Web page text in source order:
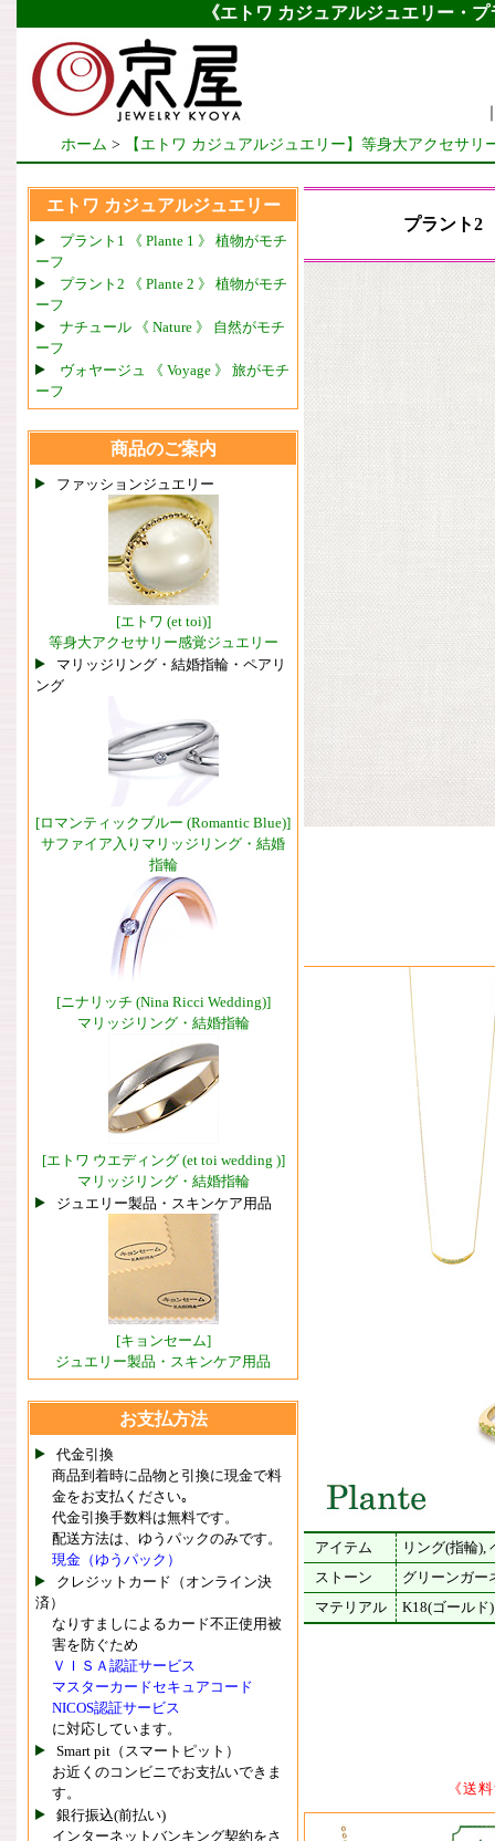
《エトワ カジュアルジュエリー・
ホーム > 【エトワ カジュアルジュエリー】等身大アクセサリ
プラント2
アイテム
リング(指輪),
ストーン
グリーンガー
マテリアル
K18(ゴールド)
《送
エトワ カジュアルジュエリー
プラント1 《 Plante 1 》 植物がモチ
ーフ
プラント2 《 Plante 2 》 植物がモチ
ーフ
ナチュール 《 Nature 》 自然がモチ
ーフ
ヴォヤージュ 《 Voyage 》 旅がモチ
ーフ
商品のご案内
ファッションジュエリー
[エトワ (et toi)]
等身大アクセサリー感覚ジュエリー
マリッジリング・結婚指輪・ペアリ
ング
[ロマンティックブルー (Romantic Blue)]
サファイア入りマリッジリング・結婚
指輪
[ニナリッチ (Nina Ricci Wedding)]
マリッジリング・結婚指輪
[エトワ ウエディング (et toi wedding )]
マリッジリング・結婚指輪
ジュエリー製品・スキンケア用品
[キョンセーム]
ジュエリー製品・スキンケア用品
お支払方法
代金引換
商品到着時に品物と引換に現金で料
金をお支払ください｡
代金引換手数料は無料です。
配送方法は、ゆうパックのみです。
現金（ゆうパック）
クレジットカード（オンライン決
済）
なりすましによるカード不正使用被
害を防ぐため
ＶＩＳＡ認証サービス
マスターカードセキュアコード
NICOS認証サービス
に対応しています。
Smart pit（スマートピット）
お近くのコンビニでお支払いできま
す。
銀行振込(前払い)
インターネットバンキング契約をさ